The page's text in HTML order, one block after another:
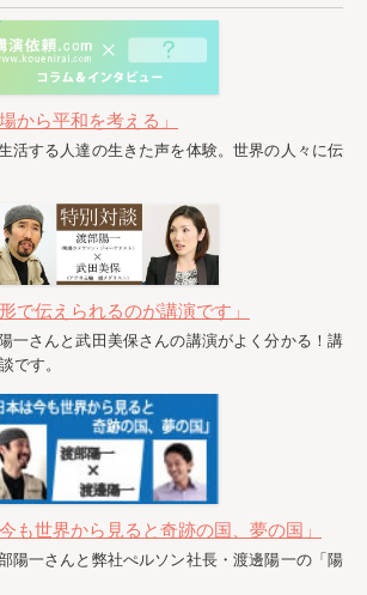
から平和を考える」
で伝えられるのが講演です」
です。
も世界から見ると奇跡の国、夢の国」